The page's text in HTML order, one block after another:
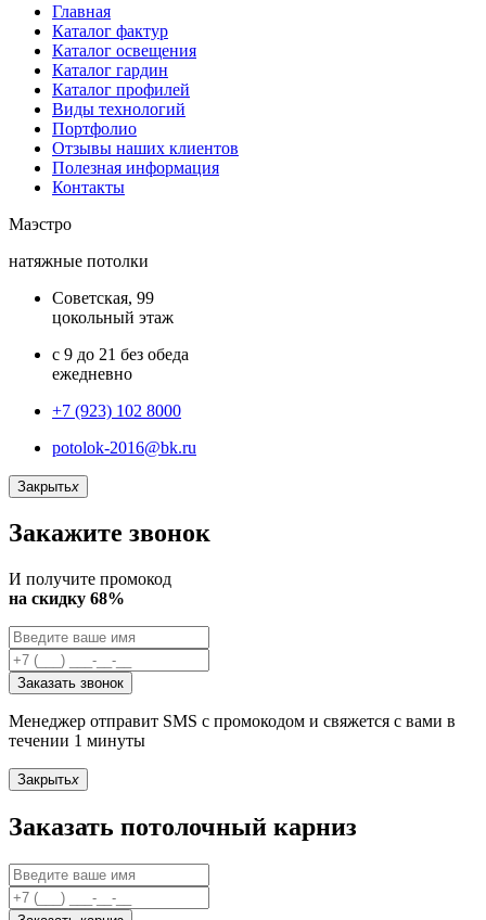
Главная
Каталог фактур
Каталог освещения
Каталог гардин
Каталог профилей
Виды технологий
Портфолио
Отзывы наших клиентов
Полезная информация
Контакты
Маэстро
натяжные потолки
Советская, 99
цокольный этаж
с 9 до 21 без обеда
ежедневно
+7 (923) 102 8000
potolok-2016@bk.ru
Закрытьx
Закажите звонок
И получите промокод
на скидку 68%
Заказать звонок
Менеджер отправит SMS с промокодом и свяжется с вами в
течении 1 минуты
Закрытьx
Заказать потолочный карниз